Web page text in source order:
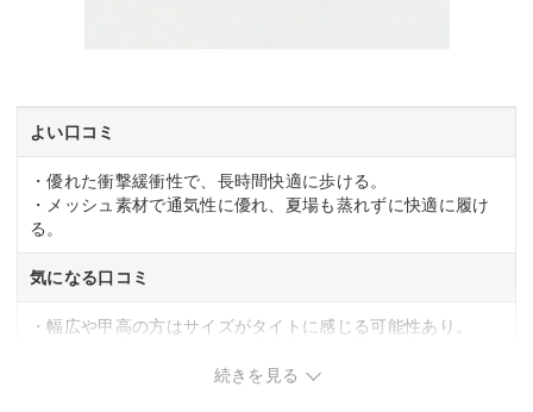
よい口コミ
・優れた衝撃緩衝性で、長時間快適に歩ける。
・メッシュ素材で通気性に優れ、夏場も蒸れずに快適に履け
る。
気になる口コミ
・幅広や甲高の方はサイズがタイトに感じる可能性あり。
続きを見る